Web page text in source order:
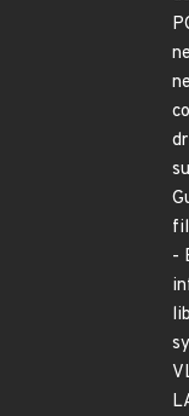
-